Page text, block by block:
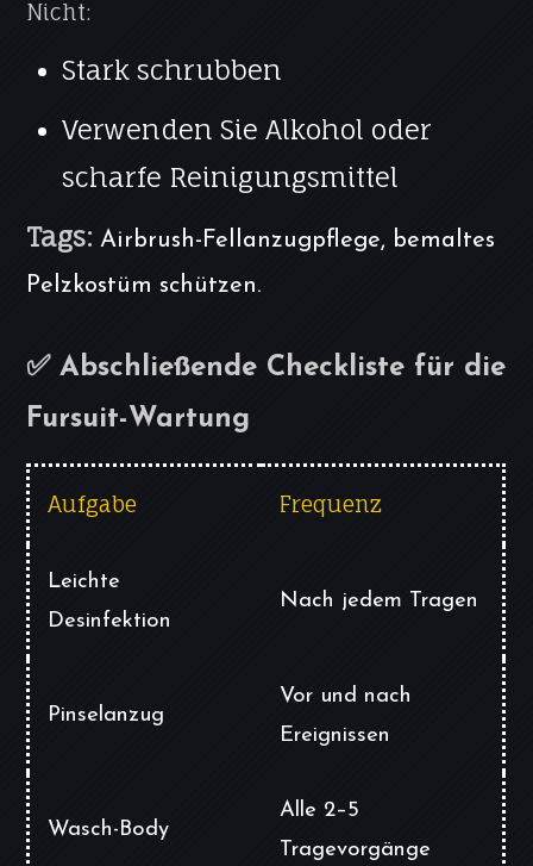
Nicht:
Stark schrubben
Verwenden Sie Alkohol oder
scharfe Reinigungsmittel
Tags: Airbrush-Fellanzugpflege, bemaltes
Pelzkostüm schützen.
✅ Abschließende Checkliste für die
Fursuit-Wartung
Aufgabe Frequenz
Leichte
Desinfektion
Nach jedem Tragen
Pinselanzug
Vor und nach
Ereignissen
Wasch-Body
Alle 2–5
Tragevorgänge